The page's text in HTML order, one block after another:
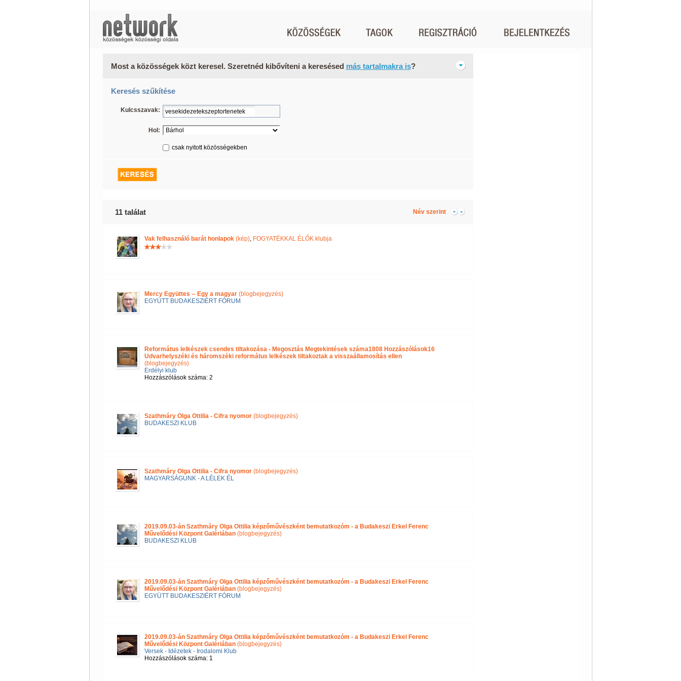
Most a közösségek közt keresel. Szeretnéd kibővíteni a keresésed más tartalmakra is?
Keresés szűkítése
Kulcsszavak:
Hol:
csak nyitott közösségekben
11 találat Név szerint
Vak felhasználó barát honlapok(kép), FOGYATÉKKAL ÉLŐK klubja
Mercy Együttes -- Egy a magyar(blogbejegyzés)
EGYÜTT BUDAKESZIÉRT FÓRUM
Református lelkészek csendes tiltakozása - Megosztás Megtekintések száma1808 Hozzászólások16
Udvarhelyszéki és háromszéki református lelkészek tiltakoztak a visszaállamosítás ellen
(blogbejegyzés)
Erdélyi klub
Hozzászólások száma: 2
Szathmáry Olga Ottilia - Cifra nyomor(blogbejegyzés)
BUDAKESZI KLUB
Szathmáry Olga Ottilia - Cifra nyomor(blogbejegyzés)
MAGYARSÁGUNK - A LÉLEK ÉL
2019.09.03-án Szathmáry Olga Ottilia képzőművészként bemutatkozóm - a Budakeszi Erkel Ferenc
Művelődési Központ Galériában (blogbejegyzés)
BUDAKESZI KLUB
2019.09.03-án Szathmáry Olga Ottilia képzőművészként bemutatkozóm - a Budakeszi Erkel Ferenc
Művelődési Központ Galériában(blogbejegyzés)
EGYÜTT BUDAKESZIÉRT FÓRUM
2019.09.03-án Szathmáry Olga Ottilia képzőművészként bemutatkozóm - a Budakeszi Erkel Ferenc
Művelődési Központ Galériában(blogbejegyzés)
Versek - Idézetek - Irodalomi Klub
Hozzászólások száma: 1